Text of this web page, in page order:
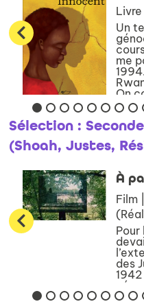
Un
me
On
Sélection :
(Shoah, Justes,
À
Film
Pour
des